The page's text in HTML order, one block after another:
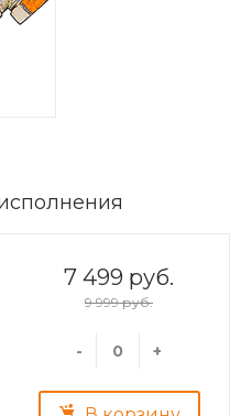
7 499 руб.
9 999 руб.
- +